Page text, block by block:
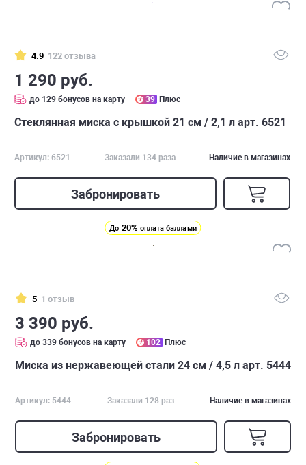
4.9 122 отзыва
1 290 руб.
до 129 бонусов на карту 39 Плюс
Стеклянная миска с крышкой 21 см / 2,1 л арт. 6521
Артикул: 6521 Заказали 134 раза Наличие в магазинах
Забронировать
До 20% оплата баллами
5 1 отзыв
3 390 руб.
до 339 бонусов на карту 102 Плюс
Миска из нержавеющей стали 24 см / 4,5 л арт. 5444
Артикул: 5444 Заказали 128 раз Наличие в магазинах
Забронировать